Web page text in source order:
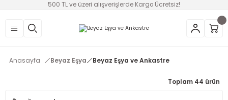
500 TL ve üzeri alışverişlerde Kargo Ücretsiz!
Sistemleri
Anasayfa Beyaz Eşya Beyaz Eşya ve Ankastre
Toplam 44 ürün